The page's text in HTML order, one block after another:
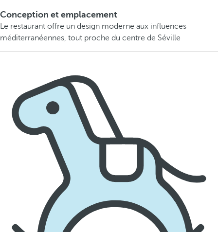
Conception et emplacement
Le restaurant offre un design moderne aux influences
méditerranéennes, tout proche du centre de Séville